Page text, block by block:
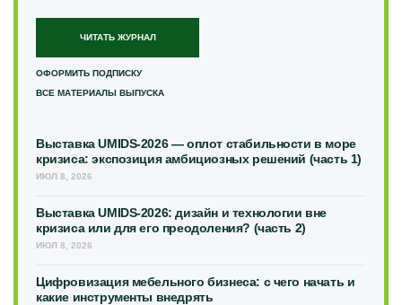
ЧИТАТЬ ЖУРНАЛ
ОФОРМИТЬ ПОДПИСКУ
ВСЕ МАТЕРИАЛЫ ВЫПУСКА
Выставка UMIDS-2026 — оплот стабильности в море
кризиса: экспозиция амбициозных решений (часть 1)
ИЮЛ 8, 2026
Выставка UMIDS-2026: дизайн и технологии вне
кризиса или для его преодоления? (часть 2)
ИЮЛ 8, 2026
Цифровизация мебельного бизнеса: с чего начать и
какие инструменты внедрять